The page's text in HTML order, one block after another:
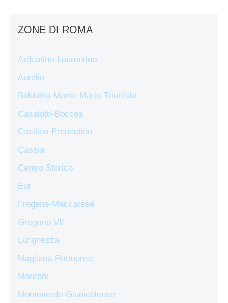
ZONE DI ROMA
Ardeatino-Laurentino
Aurelio
Balduina-Monte Mario-Trionfale
Casalotti-Boccea
Casilino-Prenestino
Cassia
Centro Storico
Eur
Fregene-Maccarese
Gregorio VII
Lunghezza
Magliana-Portuense
Marconi
Monteverde-Gianicolense